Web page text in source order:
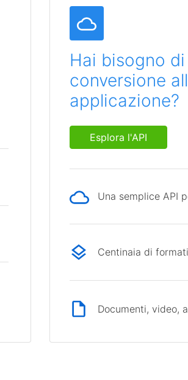
Hai bisogno
conversione
applicazione?
Esplora l'API
Una semplice API
Centinaia di
Documenti, video,